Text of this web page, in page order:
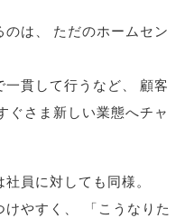
のは
ただのホームセン
貫して行うなど
顧客
ぐさま新しい業態へチャ
員に対しても同様。
やすく
「こうなりた